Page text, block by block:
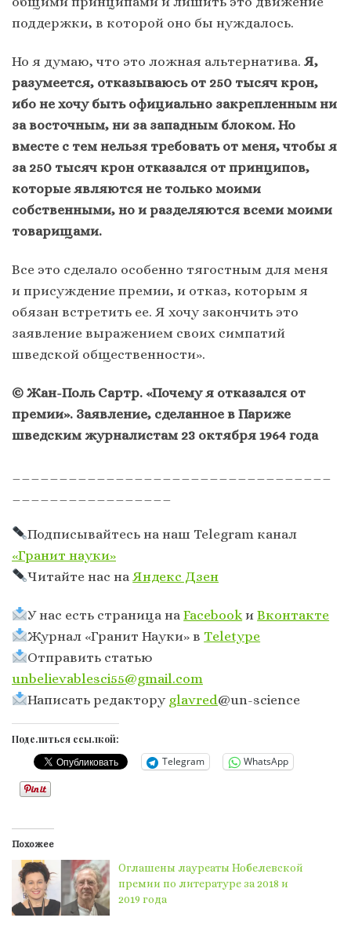
поддержки, в которой оно бы нуждалось.
Но я думаю, что это ложная альтернатива. Я,
разумеется, отказываюсь от 250 тысяч крон,
ибо не хочу быть официально закрепленным ни
за восточным, ни за западным блоком. Но
вместе с тем нельзя требовать от меня, чтобы я
за 250 тысяч крон отказался от принципов,
которые являются не только моими
собственными, но и разделяются всеми моими
товарищами.
Все это сделало особенно тягостным для меня
и присуждение премии, и отказ, которым я
обязан встретить ее. Я хочу закончить это
заявление выражением своих симпатий
шведской общественности».
©️ Жан-Поль Сартр. «Почему я отказался от
премии». Заявление, сделанное в Париже
шведским журналистам 23 октября 1964 года
Подписывайтесь на наш Telegram канал
«Гранит науки»
Читайте нас наЯндекс Дзен
У нас есть страница наFacebook иВконтакте
Журнал «Гранит Науки» в Тeletype
Отправить статью
unbelievablesci55@gmail.com
Написать редактору glavred@un-science
Поделиться ссылкой:
Telegram WhatsApp
Похожее
Оглашены лауреаты Нобелевской
премии по литературе за 2018 и
2019 года